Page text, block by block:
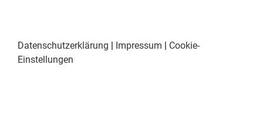
Datenschutzerklärung | Impressum | Cookie-
Einstellungen